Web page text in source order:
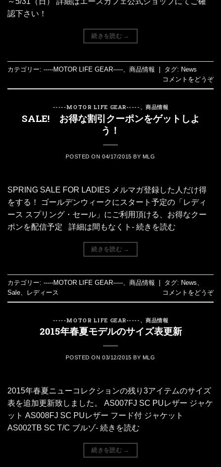
認下さい！
続きを読む →
カテゴリー: -----MOTOR LIFE GEAR-----、 商品情報 タグ: News
コメントをどうぞ
-----MOTOR LIFE GEAR----- 、商品情報
SALE! お得な割引クーポンをゲットしよ
う！
POSTED ON04/17/2015 BY MLG
SPRING SALE FOR LADIES メルマガ登録した人だけ得
をする！ ゴールデンウィークにスタート予定の「レディ
ース スプリング・セール」にご利用頂ける、お得なクー
ポンを配信予定 詳細は間もなくト- 続きを読む
続きを読む →
カテゴリー: -----MOTOR LIFE GEAR----- 商品情報 タグ: News
Sale
レディース コメントをどうぞ
-----MOTOR LIFE GEAR----- 、商品情報
2015年春夏モデルのサイズ表更新
POSTED ON03/12/2015 BY MLG
2015年春夏ニューコレクションの残り3アイテムのサイズ
表を追加更新致しました。 AS007FJ SC PUレザー ジャケ
ット AS008FJ SC PUレザー フード付 ジャケット
AS002TB SC T/C ブルゾ- 続きを読む
続きを読む →